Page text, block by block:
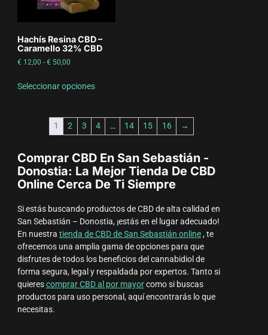
Hachís Resina CBD –
Caramello 32% CBD
€ 12,00 - € 50,00
Seleccionar opciones
1 2 3 4 … 14 15 16 →
Comprar CBD En San Sebastián -
Donostia: La Mejor Tienda De CBD
Online Cerca De Ti Siempre
Si estás buscando productos de CBD de alta calidad en
San Sebastián – Donostia, ¡estás en el lugar adecuado!
En nuestra tienda de CBD de San Sebastián online, te
ofrecemos una amplia gama de opciones para que
disfrutes de todos los beneficios del cannabidiol de
forma segura, legal y respaldada por expertos. Tanto si
quierescomprar CBD al por mayorcomo si buscas
productos para uso personal, aquí encontrarás lo que
necesitas.